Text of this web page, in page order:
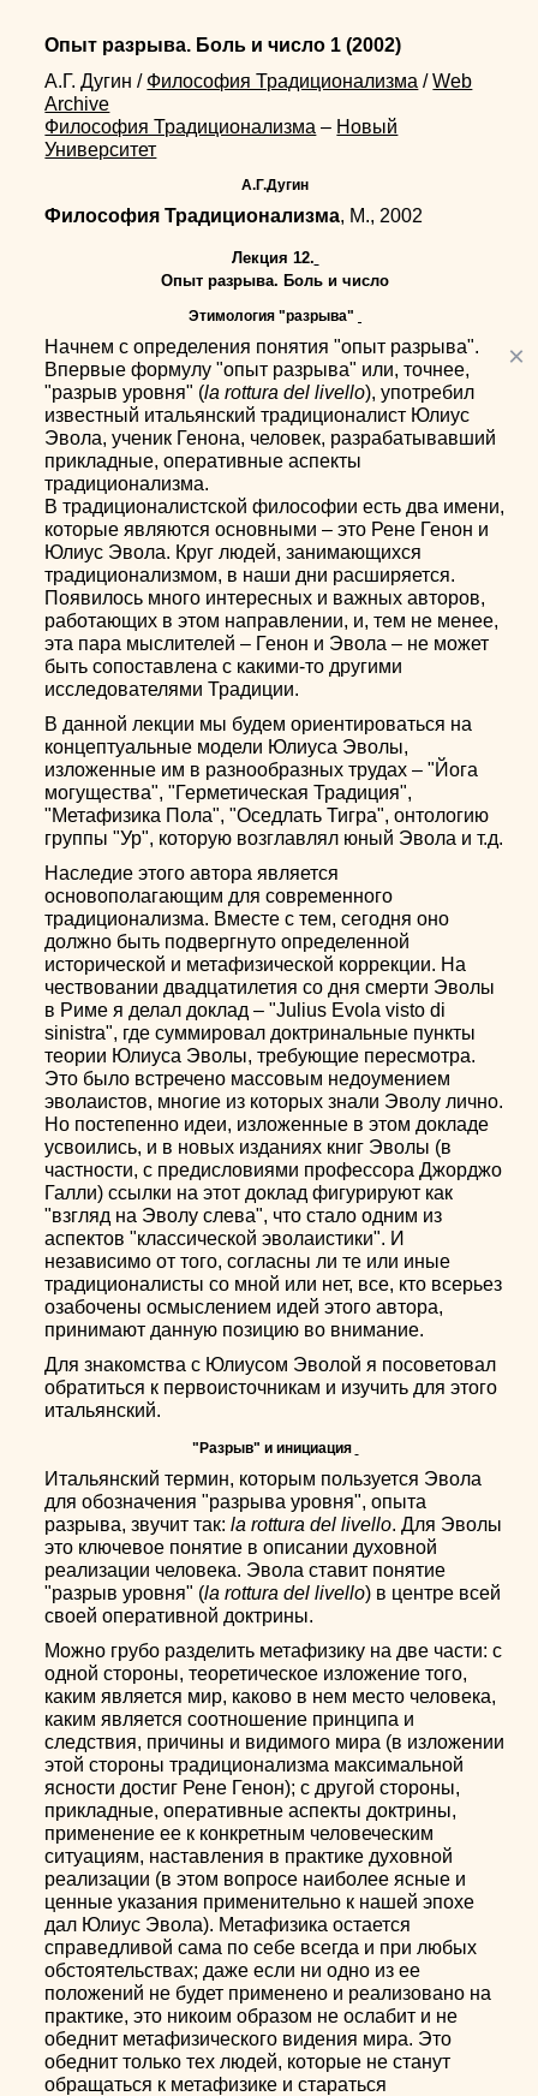
×
Опыт разрыва. Боль и число 1 (2002)
А.Г. Дугин / Философия Традиционализма / Web
Archive
Философия Традиционализма – Новый
Университет
А.Г.Дугин
Философия Традиционализма, М., 2002
Лекция 12.
Опыт разрыва. Боль и число
Этимология "разрыва"
Начнем с определения понятия "опыт разрыва".
Впервые формулу "опыт разрыва" или, точнее,
"разрыв уровня" (la rottura del livello), употребил
известный итальянский традиционалист Юлиус
Эвола, ученик Генона, человек, разрабатывавший
прикладные, оперативные аспекты
традиционализма.
В традиционалистской философии есть два имени,
которые являются основными – это Рене Генон и
Юлиус Эвола. Круг людей, занимающихся
традиционализмом, в наши дни расширяется.
Появилось много интересных и важных авторов,
работающих в этом направлении, и, тем не менее,
эта пара мыслителей – Генон и Эвола – не может
быть сопоставлена с какими-то другими
исследователями Традиции.
В данной лекции мы будем ориентироваться на
концептуальные модели Юлиуса Эволы,
изложенные им в разнообразных трудах – "Йога
могущества", "Герметическая Традиция",
"Метафизика Пола", "Оседлать Тигра", онтологию
группы "Ур", которую возглавлял юный Эвола и т.д.
Наследие этого автора является
основополагающим для современного
традиционализма. Вместе с тем, сегодня оно
должно быть подвергнуто определенной
исторической и метафизической коррекции. На
чествовании двадцатилетия со дня смерти Эволы
в Риме я делал доклад – "Julius Evola visto di
sinistra", где суммировал доктринальные пункты
теории Юлиуса Эволы, требующие пересмотра.
Это было встречено массовым недоумением
эволаистов, многие из которых знали Эволу лично.
Но постепенно идеи, изложенные в этом докладе
усвоились, и в новых изданиях книг Эволы (в
частности, с предисловиями профессора Джорджо
Галли) ссылки на этот доклад фигурируют как
"взгляд на Эволу слева", что стало одним из
аспектов "классической эволаистики". И
независимо от того, согласны ли те или иные
традиционалисты со мной или нет, все, кто всерьез
озабочены осмыслением идей этого автора,
принимают данную позицию во внимание.
Для знакомства с Юлиусом Эволой я посоветовал
обратиться к первоисточникам и изучить для этого
итальянский.
"Разрыв" и инициация
Итальянский термин, которым пользуется Эвола
для обозначения "разрыва уровня", опыта
разрыва, звучит так:la rottura del livello. Для Эволы
это ключевое понятие в описании духовной
реализации человека. Эвола ставит понятие
"разрыв уровня" (la rottura del livello) в центре всей
своей оперативной доктрины.
Можно грубо разделить метафизику на две части: с
одной стороны, теоретическое изложение того,
каким является мир, каково в нем место человека,
каким является соотношение принципа и
следствия, причины и видимого мира (в изложении
этой стороны традиционализма максимальной
ясности достиг Рене Генон); с другой стороны,
прикладные, оперативные аспекты доктрины,
применение ее к конкретным человеческим
ситуациям, наставления в практике духовной
реализации (в этом вопросе наиболее ясные и
ценные указания применительно к нашей эпохе
дал Юлиус Эвола). Метафизика остается
справедливой сама по себе всегда и при любых
обстоятельствах; даже если ни одно из ее
положений не будет применено и реализовано на
практике, это никоим образом не ослабит и не
обеднит метафизического видения мира. Это
обеднит только тех людей, которые не станут
обращаться к метафизике и стараться